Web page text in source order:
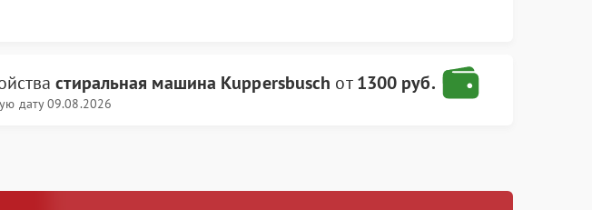
стиральная машина Kuppersbusch от1300 руб.
дату 09.08.2026